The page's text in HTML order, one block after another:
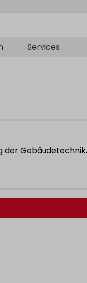
Services
der Gebäudetechnik.